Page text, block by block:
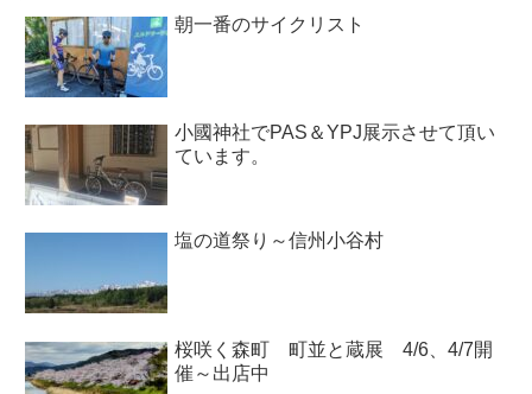
朝一番のサイクリスト
小國神社でPAS＆YPJ展示させて頂い
ています。
塩の道祭り～信州小谷村
桜咲く森町 町並と蔵展 4/6、4/7開
催～出店中